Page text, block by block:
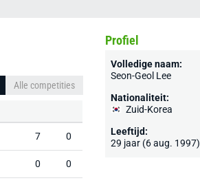
Alle competities
7 0
0 0
Profiel
Volledige naam:
Seon-Geol Lee
Nationaliteit:
Zuid-Korea
Leeftijd:
29 jaar (6 aug. 1997)